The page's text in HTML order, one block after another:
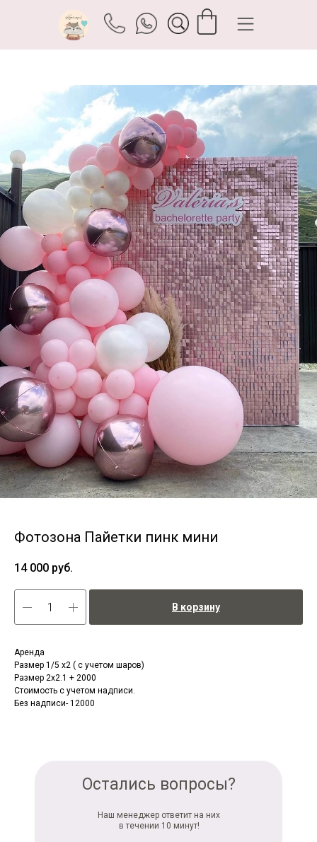
Фотозона Пайетки пинк мини
14 000 руб.
В корзину
Аренда
Размер 1/5 х2 ( с учетом шаров)
Размер 2х2.1 + 2000
Стоимость с учетом надписи.
Без надписи- 12000
Остались вопросы?
Наш менеджер ответит на них
в течении 10 минут!